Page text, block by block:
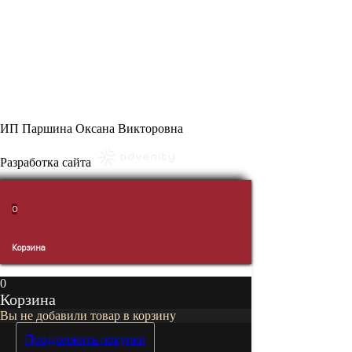
ИП Паршина Оксана Викторовна
Разработка сайта
0
0
Корзина
Вы не добавили товар в корзину
Продолжить покупки